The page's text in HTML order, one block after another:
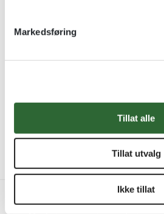
Markedsføring
Tillat alle
Tillat utvalg
Ikke tillat
14,00
Legg i handlekurv
Produksjon på Lillehammer